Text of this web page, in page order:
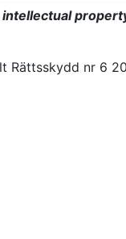
Rättsskydd nr 6